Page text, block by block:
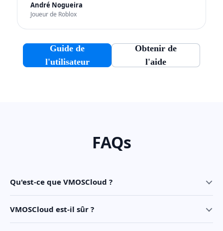
André Nogueira
Joueur de Roblox
Guide de
l'utilisateur
Obtenir de
l'aide
FAQs
Qu'est-ce que VMOSCloud ?
VMOSCloud est-il sûr ?